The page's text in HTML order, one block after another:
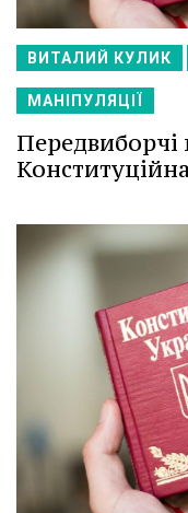
ВИТАЛИЙ КУЛИК
МАНІПУЛЯЦІЇ
Передвиборчі